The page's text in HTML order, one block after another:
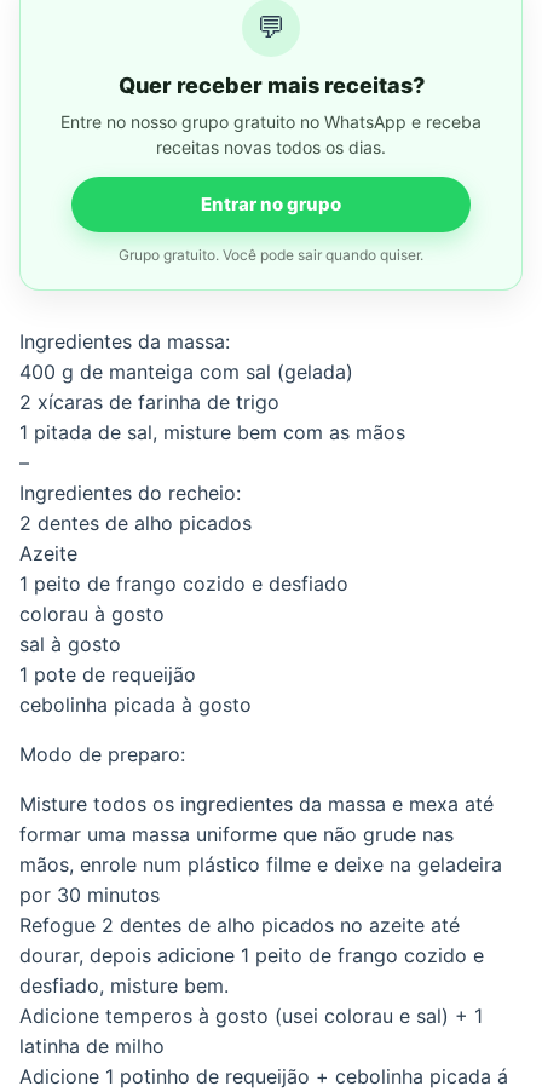
💬
Quer receber mais receitas?
Entre no nosso grupo gratuito no WhatsApp e receba
receitas novas todos os dias.
Entrar no grupo
Grupo gratuito. Você pode sair quando quiser.
Ingredientes da massa:
400 g de manteiga com sal (gelada)
2 xícaras de farinha de trigo
1 pitada de sal, misture bem com as mãos
–
Ingredientes do recheio:
2 dentes de alho picados
Azeite
1 peito de frango cozido e desfiado
colorau à gosto
sal à gosto
1 pote de requeijão
cebolinha picada à gosto
Modo de preparo:
Misture todos os ingredientes da massa e mexa até
formar uma massa uniforme que não grude nas
mãos, enrole num plástico filme e deixe na geladeira
por 30 minutos
Refogue 2 dentes de alho picados no azeite até
dourar, depois adicione 1 peito de frango cozido e
desfiado, misture bem.
Adicione temperos à gosto (usei colorau e sal) + 1
latinha de milho
Adicione 1 potinho de requeijão + cebolinha picada á